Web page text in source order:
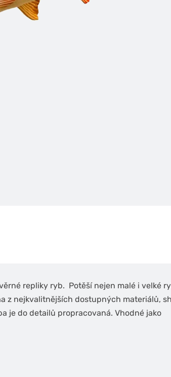
repliky ryb. Potěší nejen malé i velké
z nejkvalitnějších dostupných materiálů,
je do detailů propracovaná. Vhodné jako